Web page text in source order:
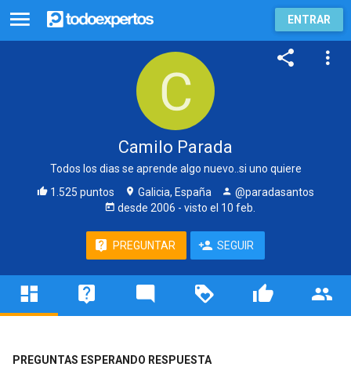
ENTRAR
Camilo Parada
Todos los dias se aprende algo nuevo..si uno quiere
1.525 puntos
Galicia, España
@paradasantos
desde 2006 - visto el 10 feb.
PREGUNTAR SEGUIR
PREGUNTAS ESPERANDO RESPUESTA